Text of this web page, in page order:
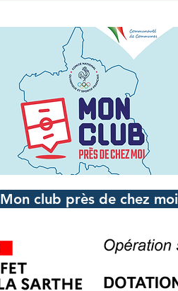
Mon club près de chez moi